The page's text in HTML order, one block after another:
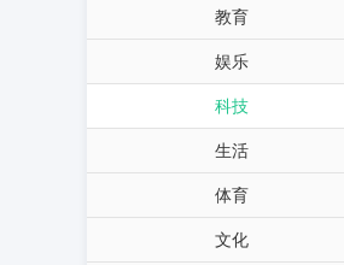
教育
娱乐
科技
生活
体育
文化